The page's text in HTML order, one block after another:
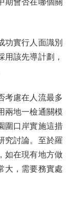
期會否在哪個關
實行人面識別
該先導計劃，
慮在人流最多
兩地一檢通關模
圍口岸實施這措
究討論。至於羅
如在現有地方做
大，需要務實處